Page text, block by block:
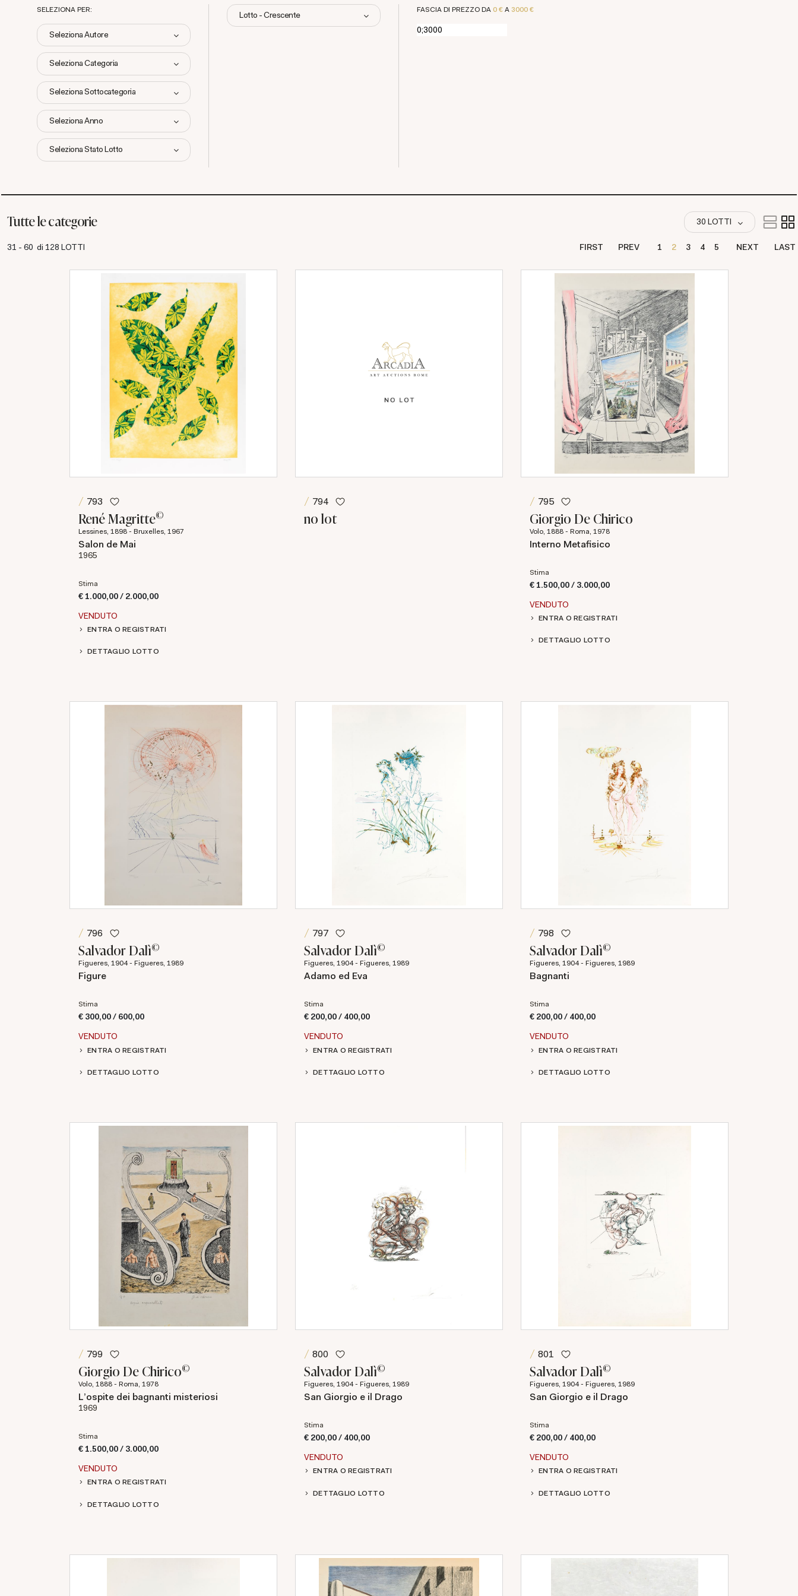
SELEZIONA PER:
Seleziona Autore
Seleziona Categoria
Seleziona Sottocategoria
Seleziona Anno
Seleziona Stato Lotto
FASCIA DI PREZZO DA0 €A 3000 €
Lotto - Crescente
Tutte le categorie 30 LOTTI
31 - 60 di 128 LOTTI FIRST PREV 1 2 3 4 5 NEXT LAST
793
René Magritte©
Lessines, 1898 - Bruxelles, 1967
Salon de Mai
1965
Stima
€ 1.000,00 / 2.000,00
VENDUTO
ENTRA O REGISTRATI
DETTAGLIO LOTTO
794
no lot
795
Giorgio De Chirico
Volo, 1888 - Roma, 1978
Interno Metafisico
Stima
€ 1.500,00 / 3.000,00
VENDUTO
ENTRA O REGISTRATI
DETTAGLIO LOTTO
796
Salvador Dalì©
Figueres, 1904 - Figueres, 1989
Figure
Stima
€ 300,00 / 600,00
VENDUTO
ENTRA O REGISTRATI
DETTAGLIO LOTTO
797
Salvador Dalì©
Figueres, 1904 - Figueres, 1989
Adamo ed Eva
Stima
€ 200,00 / 400,00
VENDUTO
ENTRA O REGISTRATI
DETTAGLIO LOTTO
798
Salvador Dalì©
Figueres, 1904 - Figueres, 1989
Bagnanti
Stima
€ 200,00 / 400,00
VENDUTO
ENTRA O REGISTRATI
DETTAGLIO LOTTO
799
Giorgio De Chirico©
Volo, 1888 - Roma, 1978
L'ospite dei bagnanti misteriosi
1969
Stima
€ 1.500,00 / 3.000,00
VENDUTO
ENTRA O REGISTRATI
DETTAGLIO LOTTO
800
Salvador Dalì©
Figueres, 1904 - Figueres, 1989
San Giorgio e il Drago
Stima
€ 200,00 / 400,00
VENDUTO
ENTRA O REGISTRATI
DETTAGLIO LOTTO
801
Salvador Dalì©
Figueres, 1904 - Figueres, 1989
San Giorgio e il Drago
Stima
€ 200,00 / 400,00
VENDUTO
ENTRA O REGISTRATI
DETTAGLIO LOTTO